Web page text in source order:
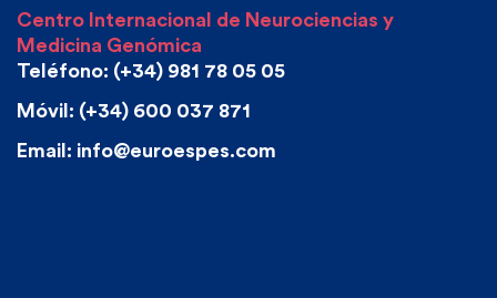
Centro Internacional de Neurociencias y
Medicina Genómica
Teléfono: (+34) 981 78 05 05
Móvil: (+34) 600 037 871
Email: info@euroespes.com